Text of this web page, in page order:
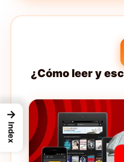
¿Cómo leer y
→
Index